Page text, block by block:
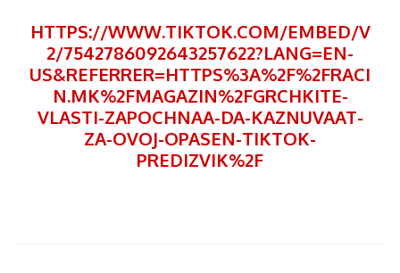
HTTPS://WWW.TIKTOK.COM/EMBED/V
2/7542786092643257622?LANG=EN-
US&REFERRER=HTTPS%3A%2F%2FRACI
N.MK%2FMAGAZIN%2FGRCHKITE-
VLASTI-ZAPOCHNAA-DA-KAZNUVAAT-
ZA-OVOJ-OPASEN-TIKTOK-
PREDIZVIK%2F